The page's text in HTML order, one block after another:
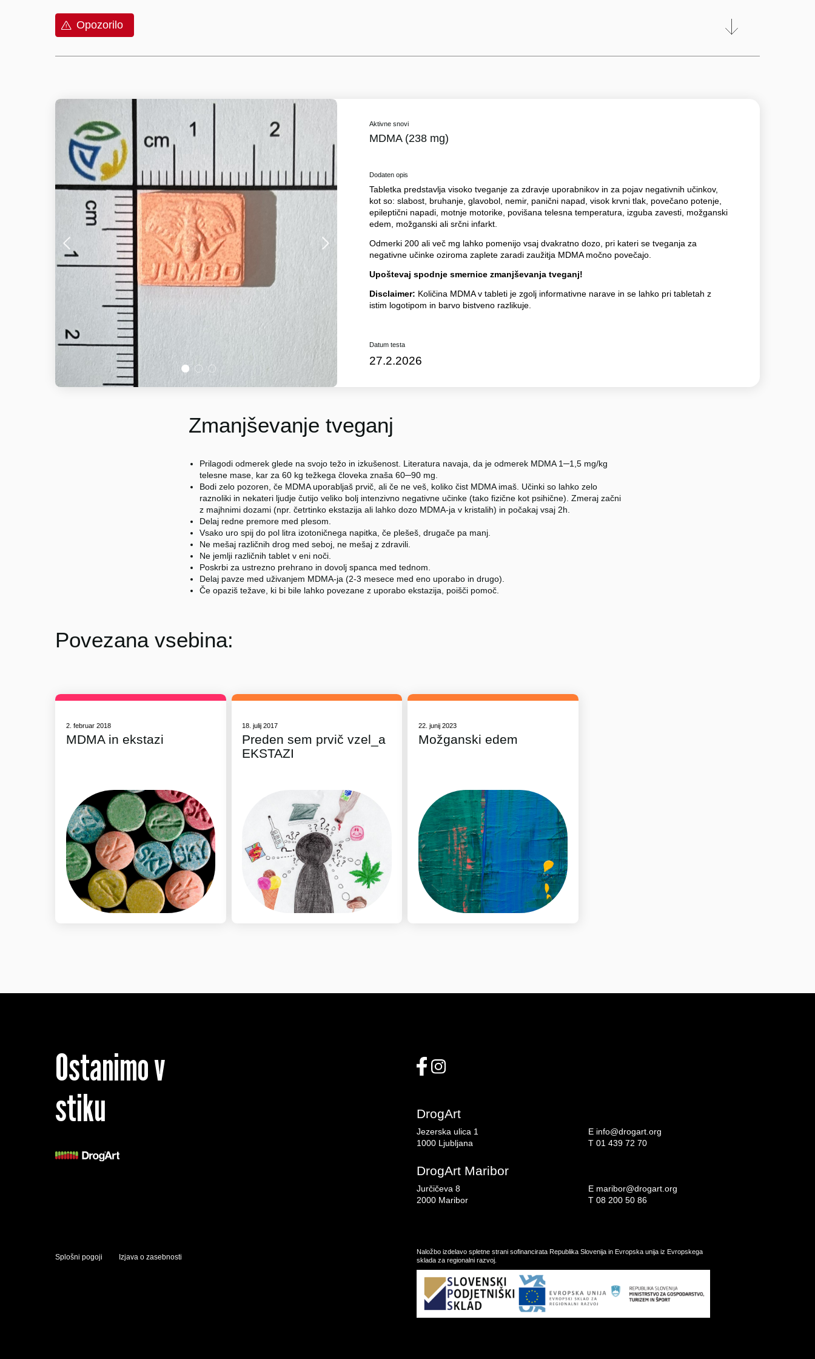
Opozorilo
1 2 3
Aktivne snovi
MDMA (238 mg)
Dodaten opis
Tabletka predstavlja visoko tveganje za zdravje uporabnikov in za pojav negativnih učinkov,
kot so: slabost, bruhanje, glavobol, nemir, panični napad, visok krvni tlak, povečano potenje,
epileptični napadi, motnje motorike, povišana telesna temperatura, izguba zavesti, možganski
edem, možganski ali srčni infarkt.
Odmerki 200 ali več mg lahko pomenijo vsaj dvakratno dozo, pri kateri se tveganja za
negativne učinke oziroma zaplete zaradi zaužitja MDMA močno povečajo.
Upoštevaj spodnje smernice zmanjševanja tveganj!
Disclaimer: Količina MDMA v tableti je zgolj informativne narave in se lahko pri tabletah z
istim logotipom in barvo bistveno razlikuje.
Datum testa
27.2.2026
Zmanjševanje tveganj
Prilagodi odmerek glede na svojo težo in izkušenost. Literatura navaja, da je odmerek MDMA 1─1,5 mg/kg
telesne mase, kar za 60 kg težkega človeka znaša 60─90 mg.
Bodi zelo pozoren, če MDMA uporabljaš prvič, ali če ne veš, koliko čist MDMA imaš. Učinki so lahko zelo
raznoliki in nekateri ljudje čutijo veliko bolj intenzivno negativne učinke (tako fizične kot psihične). Zmeraj začni
z majhnimi dozami (npr. četrtinko ekstazija ali lahko dozo MDMA-ja v kristalih) in počakaj vsaj 2h.
Delaj redne premore med plesom.
Vsako uro spij do pol litra izotoničnega napitka, če plešeš, drugače pa manj.
Ne mešaj različnih drog med seboj, ne mešaj z zdravili.
Ne jemlji različnih tablet v eni noči.
Poskrbi za ustrezno prehrano in dovolj spanca med tednom.
Delaj pavze med uživanjem MDMA-ja (2-3 mesece med eno uporabo in drugo).
Če opaziš težave, ki bi bile lahko povezane z uporabo ekstazija, poišči pomoč.
Povezana vsebina:
2. februar 2018
MDMA in ekstazi
18. julij 2017
Preden sem prvič vzel_a
EKSTAZI
22. junij 2023
Možganski edem
Ostanimo v
stiku
DrogArt
Jezerska ulica 1
1000 Ljubljana
E info@drogart.org
T 01 439 72 70
DrogArt Maribor
Jurčičeva 8
2000 Maribor
E maribor@drogart.org
T 08 200 50 86
Splošni pogoji Izjava o zasebnosti
Naložbo izdelavo spletne strani sofinancirata Republika Slovenija in Evropska unija iz Evropskega
sklada za regionalni razvoj.